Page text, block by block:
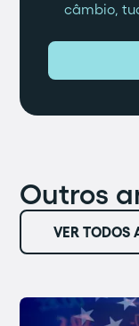
câmbio,
Outros
VER TODOS